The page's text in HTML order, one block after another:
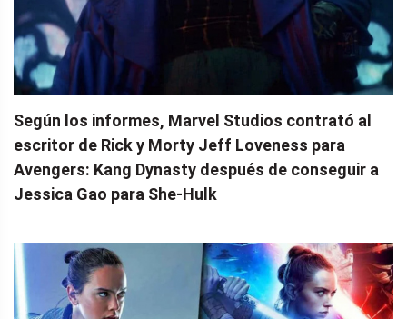
Según los informes, Marvel Studios contrató al
escritor de Rick y Morty Jeff Loveness para
Avengers: Kang Dynasty después de conseguir a
Jessica Gao para She-Hulk